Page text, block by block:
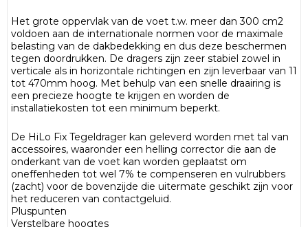
Het grote oppervlak van de voet t.w. meer dan 300 cm2
voldoen aan de internationale normen voor de maximale
belasting van de dakbedekking en dus deze beschermen
tegen doordrukken. De dragers zijn zeer stabiel zowel in
verticale als in horizontale richtingen en zijn leverbaar van 11
tot 470mm hoog. Met behulp van een snelle draairing is
een precieze hoogte te krijgen en worden de
installatiekosten tot een minimum beperkt.
De HiLo Fix Tegeldrager kan geleverd worden met tal van
accessoires, waaronder een helling corrector die aan de
onderkant van de voet kan worden geplaatst om
oneffenheden tot wel 7% te compenseren en vulrubbers
(zacht) voor de bovenzijde die uitermate geschikt zijn voor
het reduceren van contactgeluid.
Pluspunten
Verstelbare hoogtes